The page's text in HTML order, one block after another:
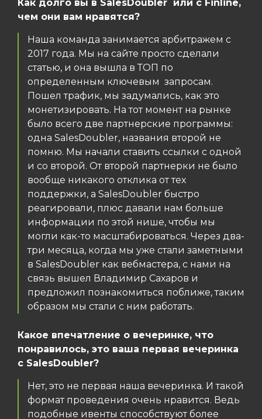
Как долго вы в SalesDoubler или с Finline,
чем они вам нравятся?
Наша команда занимается арбитражем с
2017 года. Мы на сайте просто сделали
статью, и она вышла в ТОП по
определенным ключевым запросам.
Пошел трафик, мы задумались, как это
монетизировать. На тот момент на рынке
было всего две партнерские программы:
одна SalesDoubler, названия второй не
помню. Мы начали ставить ссылки с одной
и со второй. От второй партнерки не было
вообще никакого отклика от тех
поддержки, а SalesDoubler быстро
реагировали, плюс давали нам больше
информации по этой нише, чтобы мы
могли как-то масштабироваться. Через два-
три месяца, когда мы уже стали заметными
в SalesDoubler как вебмастера, с нами на
связь вышел Владимир Сахаров и
предложил познакомиться поближе, таким
образом мы стали с ним работать.
Какое впечатление о вечеринке, что
понравилось, это ваша первая вечеринка
с SalesDoubler?
Нет, это не первая наша вечеринка. И такой
формат проведения очень нравится. Ведь
подобные ивенты способствуют более